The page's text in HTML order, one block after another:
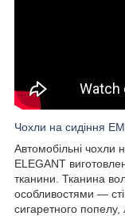
Чохли на сидіння
Автомобільні чохли
ELEGANT
тканини. Тканина
особливостями —
сигаретного попелу,